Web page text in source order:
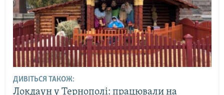
ДИВІТЬСЯ ТАКОЖ:
Локдаун у Тернополі: працювали на